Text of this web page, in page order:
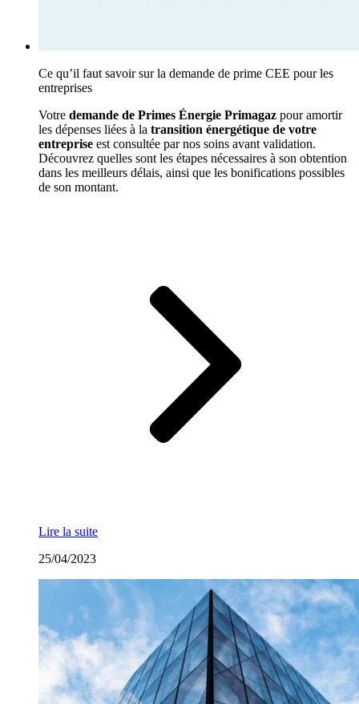
Ce qu’il faut savoir sur la demande de prime CEE pour les
entreprises
Votre demande de Primes Énergie Primagaz pour amortir
les dépenses liées à la transition énergétique de votre
entreprise est consultée par nos soins avant validation.
Découvrez quelles sont les étapes nécessaires à son obtention
dans les meilleurs délais, ainsi que les bonifications possibles
de son montant.
Lire la suite
25/04/2023